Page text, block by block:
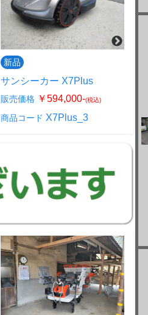
新品
サンシーカー X7Plus
販売価格 ￥594,000-(税込)
商品コード X7Plus_3